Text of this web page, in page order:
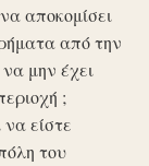
αποκομίσει
από την
μην έχει
;
είστε
του